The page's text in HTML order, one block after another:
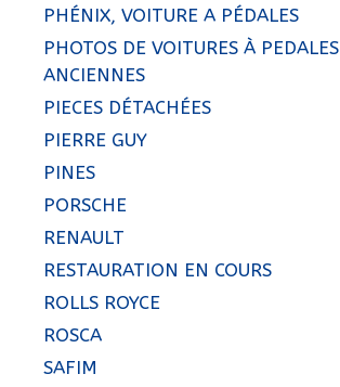
PHÉNIX, VOITURE A PÉDALES
PHOTOS DE VOITURES À PEDALES
ANCIENNES
PIECES DÉTACHÉES
PIERRE GUY
PINES
PORSCHE
RENAULT
RESTAURATION EN COURS
ROLLS ROYCE
ROSCA
SAFIM